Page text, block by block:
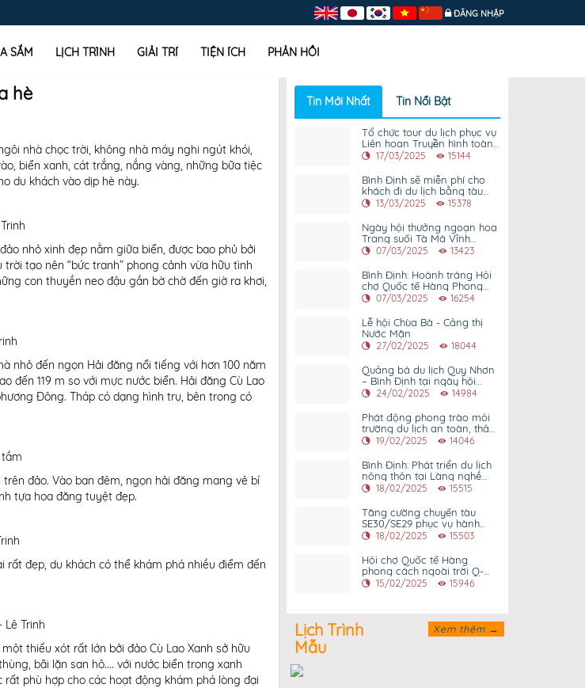
ĐĂNG NHẬP
SẮM LỊCH TRÌNH GIẢI TRÍ TIỆN ÍCH PHẢN HỒI
hè
nhà chọc trời, không nhà máy nghi ngút khói,
biển xanh, cát trắng, nắng vàng, những bữa tiệc
du khách vào dịp hè này.
nhỏ xinh đẹp nằm giữa biển, được bao phủ bởi
tạo nên “bức tranh” phong cảnh vừa hữu tình
con thuyền neo đậu gần bờ chờ đến giờ ra khơi,
nhỏ đến ngọn Hải đăng nổi tiếng với hơn 100 năm
đến 119 m so với mực nước biển. Hải đăng Cù Lao
Ðông. Tháp có dạng hình trụ, bên trong có
tầm
đảo. Vào ban đêm, ngọn hải đăng mang vẻ bí
tựa hoa đăng tuyệt đẹp.
đẹp, du khách có thể khám phá nhiều điểm đến
Lê Trinh
thiếu xót rất lớn bởi đảo Cù Lao Xanh sở hữu
bãi lặn san hô.... với nước biển trong xanh
phù hợp cho các hoạt động khám phá lòng đại
Tin Mới Nhất Tin Nổi Bật
Tổ chức tour du lịch phục vụ
Liên hoan Truyền hình toàn
quốc lần thứ 42
17/03/2025 15144
Bình Định sẽ miễn phí cho
khách đi du lịch bằng tàu
hoả dịp 31/3
13/03/2025 15378
Ngày hội thưởng ngoạn hoa
Trang suối Tà Má Vĩnh
Thạnh07/03/2025 13423
Bình Định: Hoành tráng Hội
chợ Quốc tế Hàng Phong
cách ngoài trời – 2025
07/03/2025 16254
Lễ hội Chùa Bà - Cảng thị
Nước Mặn
27/02/2025 18044
Quảng bá du lịch Quy Nhơn
– Bình Định tại ngày hội
người Bình Định tại Thành
năm 2025
24/02/2025 14984
Phát động phong trào môi
trường du lịch an toàn, thân
thiện, hấp dẫn tại TP Quy
19/02/2025 14046
Bình Định: Phát triển du lịch
nông thôn tại Làng nghề
trồng hoa Bình lâm
18/02/2025 15515
Tăng cường chuyến tàu
SE30/SE29 phục vụ hành
khách di chuyển giữa Thành
Định
18/02/2025 15503
Hội chợ Quốc tế Hàng
phong cách ngoài trời Q-
FAIR 2025 sẽ được tổ chức
15/02/2025 15946
Lịch Trình
Mẫu
Xem thêm →